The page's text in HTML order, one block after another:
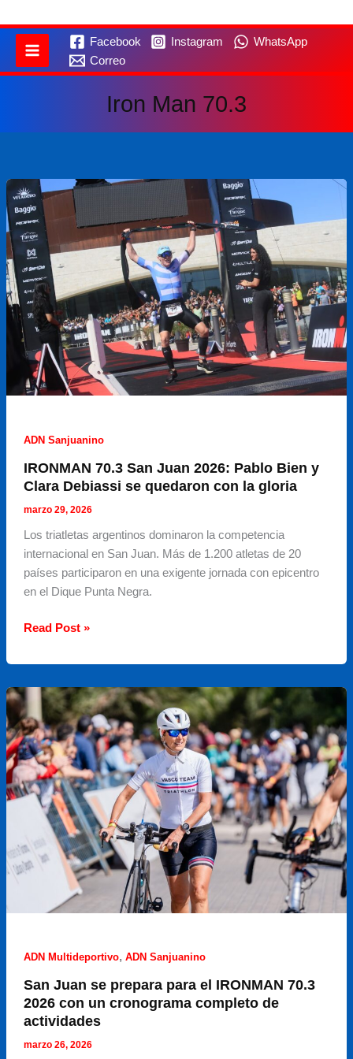
Facebook Instagram
WhatsApp
Correo
Iron Man 70.3
ADN Sanjuanino
IRONMAN 70.3 San Juan 2026: Pablo Bien y
Clara Debiassi se quedaron con la gloria
marzo 29, 2026
Los triatletas argentinos dominaron la competencia
internacional en San Juan. Más de 1.200 atletas de 20
países participaron en una exigente jornada con epicentro
en el Dique Punta Negra.
IRONMAN
San
Juan
2026:
Pablo
Bien
y
Clara
Debiassi
quedaron
con
la
Read Post »
ADN Multideportivo, ADN Sanjuanino
San Juan se prepara para el IRONMAN 70.3
2026 con un cronograma completo de
actividades
marzo 26, 2026